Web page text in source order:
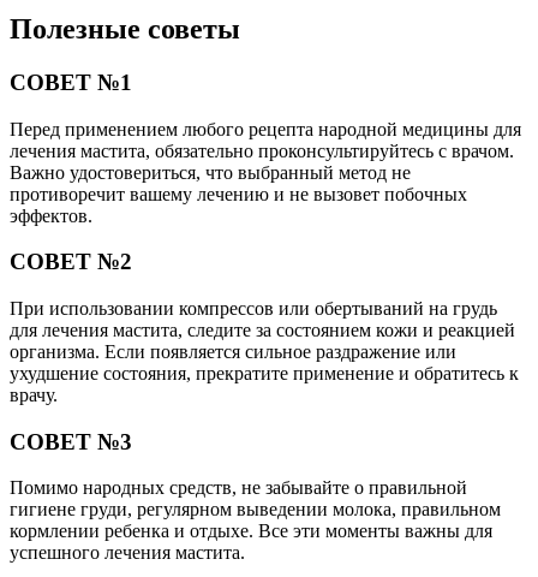
Полезные советы
СОВЕТ №1
Перед применением любого рецепта народной медицины для
лечения мастита, обязательно проконсультируйтесь с врачом.
Важно удостовериться, что выбранный метод не
противоречит вашему лечению и не вызовет побочных
эффектов.
СОВЕТ №2
При использовании компрессов или обертываний на грудь
для лечения мастита, следите за состоянием кожи и реакцией
организма. Если появляется сильное раздражение или
ухудшение состояния, прекратите применение и обратитесь к
врачу.
СОВЕТ №3
Помимо народных средств, не забывайте о правильной
гигиене груди, регулярном выведении молока, правильном
кормлении ребенка и отдыхе. Все эти моменты важны для
успешного лечения мастита.